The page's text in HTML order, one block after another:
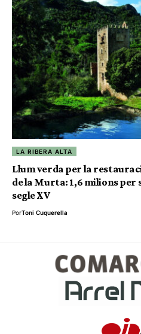
LA RIBERA ALTA
Llum verda per la
de la Murta: 1,6 milions
segle XV
PorToni Cuquerella